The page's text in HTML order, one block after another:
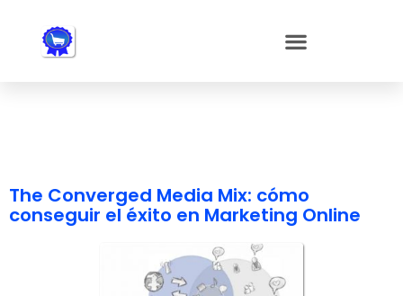
The Converged Media Mix: cómo
conseguir el éxito en Marketing Online